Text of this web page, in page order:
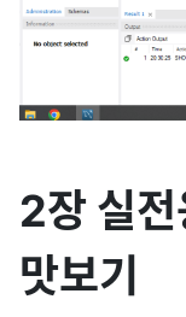
2장 실전
맛보기